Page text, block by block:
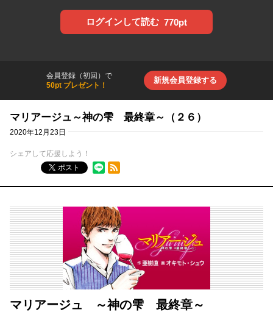
ログインして読む 770pt
会員登録（初回）で
50pt プレゼント！
新規会員登録する
マリアージュ～神の雫 最終章～（２６）
2020年12月23日
シェアして応援しよう！
ポスト
RSSフィード
マリアージュ ～神の雫 最終章～